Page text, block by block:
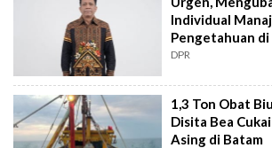
Individual
Pengetahuan di
Kekuatan
DPR
1,3 Ton Obat
Disita Bea
Asing di Batam